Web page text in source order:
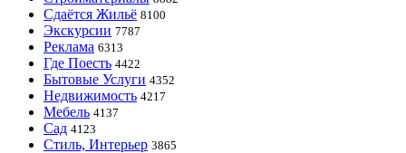
Сдаётся Жильё 8100
Экскурсии 7787
Реклама 6313
Где Поесть 4422
Бытовые Услуги 4352
Недвижимость 4217
Мебель 4137
Сад 4123
Стиль, Интерьер 3865